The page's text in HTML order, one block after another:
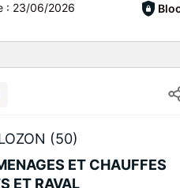
: 23/06/2026
(50)
ET CHAUFFES
ET RAVAL